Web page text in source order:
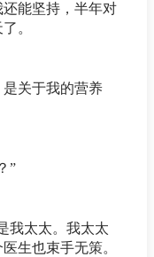
能坚持，半年对
。
关于我的营养
”
我太太。我太太
生也束手无策。